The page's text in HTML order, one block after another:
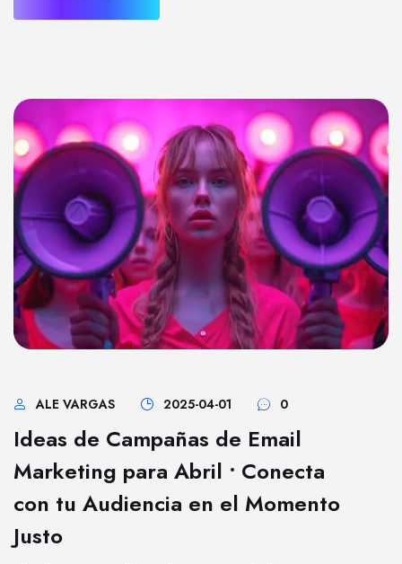
ALE VARGAS 2025-04-01 0
Ideas de Campañas de Email
Marketing para Abril • Conecta
con tu Audiencia en el Momento
Justo